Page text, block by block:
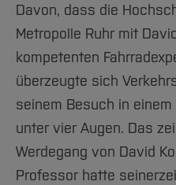
Davon, dass die
Metropolle Ruhr mit
kompetenten
überzeugte sich
seinem Besuch in
unter vier Augen. Das
Werdegang von David
Professor hatte